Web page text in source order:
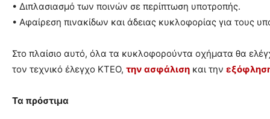
• Διπλασιασμό των ποινών σε περίπτωση υποτροπής.
• Αφαίρεση πινακίδων και άδειας κυκλοφορίας για τους
Στο πλαίσιο αυτό, όλα τα κυκλοφορούντα οχήματα θα
τον τεχνικό έλεγχο ΚΤΕΟ, την ασφάλιση και την
Τα πρόστιμα